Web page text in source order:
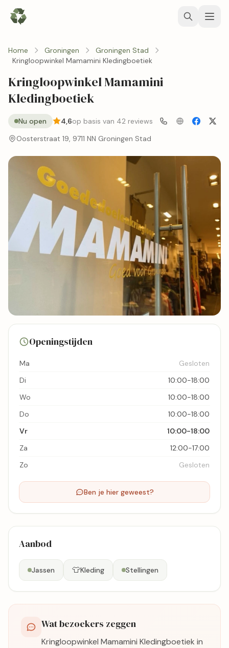
Home Groningen
Groningen Stad
Kringloopwinkel Mamamini Kledingboetiek
Kringloopwinkel Mamamini
Kledingboetiek
Nu open 4,6op basis van 42 reviews
Oosterstraat 19, 9711 NN Groningen Stad
Bekijk kaart
Openingstijden
Ma
Gesloten
Di
10:00-18:00
Wo
10:00-18:00
Do
10:00-18:00
Vr
10:00-18:00
Za
12:00-17:00
Zo
Gesloten
Ben je hier geweest?
Aanbod
Jassen 👕Kleding Stellingen
Wat bezoekers zeggen
Kringloopwinkel Mamamini Kledingboetiek in